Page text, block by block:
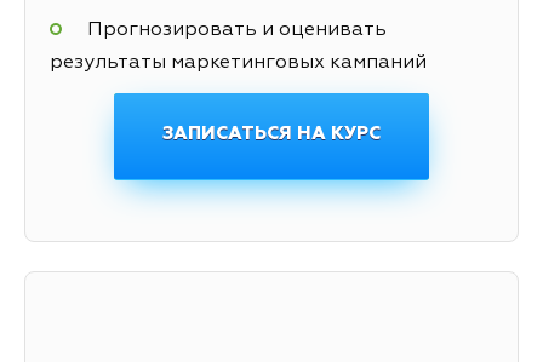
Прогнозировать и оценивать
результаты маркетинговых кампаний
ЗАПИСАТЬСЯ НА КУРС